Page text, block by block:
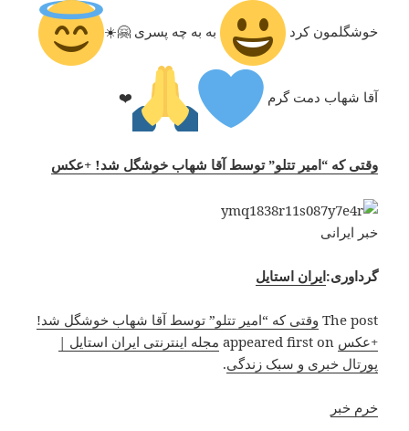
خوشگلمون كرد به به چه پسرى 🤗☀️
آقا شهاب دمت گرم ❤️
وقتی که “امیر تتلو” توسط آقا شهاب خوشگل شد! +عکس
خبر ایرانی
گرداوری:ایران استایل
The post وقتی که “امیر تتلو” توسط آقا شهاب خوشگل شد!
+عکس appeared first on
مجله اینترنتی ایران استایل |
پورتال خبری و سبک زندگی.
خرم خبر